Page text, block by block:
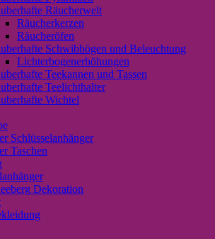
Räucherwelt
Räucherkerzen
Räucheröfen
Schwibbögen und Beleuchtung
Lichterbogenerhöhungen
Teekannen und Tassen
Teelichthalter
Wichtel
Schlüsselanhänger
Taschen
Dekoration